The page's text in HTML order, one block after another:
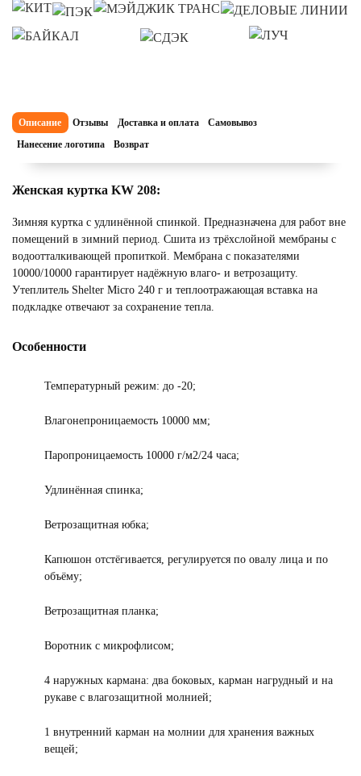
Описание Отзывы Доставка и оплата
Самовывоз
Нанесение логотипа
Возврат
Женская куртка KW 208:
Зимняя куртка с удлинённой спинкой. Предназначена для работ вне
помещений в зимний период. Сшита из трёхслойной мембраны с
водоотталкивающей пропиткой. Мембрана с показателями
10000/10000 гарантирует надёжную влаго- и ветрозащиту.
Утеплитель Shelter Micro 240 г и теплоотражающая вставка на
подкладке отвечают за сохранение тепла.
Особенности
Температурный режим: до -20;
Влагонепроницаемость 10000 мм;
Паропроницаемость 10000 г/м2/24 часа;
Удлинённая спинка;
Ветрозащитная юбка;
Капюшон отстёгивается, регулируется по овалу лица и по
объёму;
Ветрозащитная планка;
Воротник с микрофлисом;
4 наружных кармана: два боковых, карман нагрудный и на
рукаве с влагозащитной молнией;
1 внутренний карман на молнии для хранения важных
вещей;